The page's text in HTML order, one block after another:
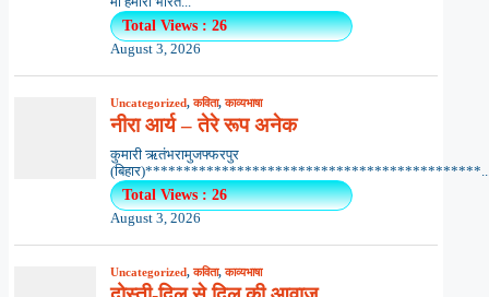
Total Views : 26
August 3, 2026
Uncategorized,कविता,काव्यभाषा
नीरा आर्य – तेरे रूप अनेक
कुमारी ऋतंभरामुजफ्फरपुर
Total Views : 26
August 3, 2026
Uncategorized,कविता,काव्यभाषा